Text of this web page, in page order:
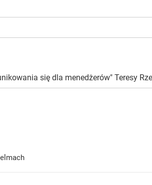
się dla menedżerów" Teresy